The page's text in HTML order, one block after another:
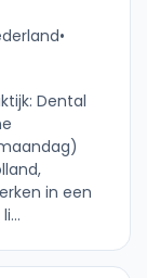
•
Dental
in een